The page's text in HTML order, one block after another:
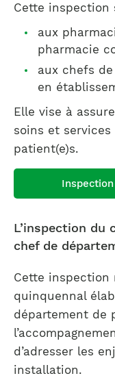
Cette inspection
aux
pharmacie
aux chefs
en
Elle vise à
soins et
patient(e)s.
L’inspection du
chef de
Cette inspection
quinquennal
département de
d’adresser les
installation.